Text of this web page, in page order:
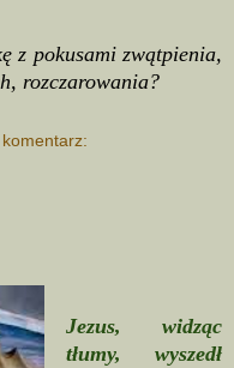
z pokusami zwątpienia,
rozczarowania?
komentarz:
Jezus, widząc
tłumy, wyszedł